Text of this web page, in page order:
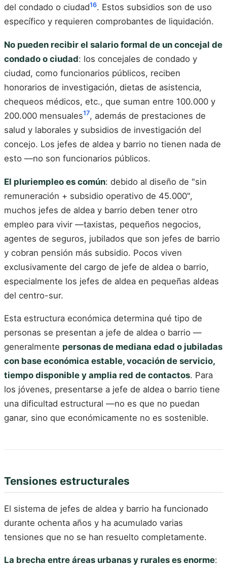
del condado o ciudad16. Estos subsidios son de uso
específico y requieren comprobantes de liquidación.
No pueden recibir el salario formal de un concejal de
condado o ciudad: los concejales de condado y
ciudad, como funcionarios públicos, reciben
honorarios de investigación, dietas de asistencia,
chequeos médicos, etc., que suman entre 100.000 y
200.000 mensuales17, además de prestaciones de
salud y laborales y subsidios de investigación del
concejo. Los jefes de aldea y barrio no tienen nada de
esto —no son funcionarios públicos.
El pluriempleo es común: debido al diseño de "sin
remuneración + subsidio operativo de 45.000",
muchos jefes de aldea y barrio deben tener otro
empleo para vivir —taxistas, pequeños negocios,
agentes de seguros, jubilados que son jefes de barrio
y cobran pensión más subsidio. Pocos viven
exclusivamente del cargo de jefe de aldea o barrio,
especialmente los jefes de aldea en pequeñas aldeas
del centro-sur.
Esta estructura económica determina qué tipo de
personas se presentan a jefe de aldea o barrio —
generalmente personas de mediana edad o jubiladas
con base económica estable, vocación de servicio,
tiempo disponible y amplia red de contactos. Para
los jóvenes, presentarse a jefe de aldea o barrio tiene
una dificultad estructural —no es que no puedan
ganar, sino que económicamente no es sostenible.
Tensiones estructurales
El sistema de jefes de aldea y barrio ha funcionado
durante ochenta años y ha acumulado varias
tensiones que no se han resuelto completamente.
La brecha entre áreas urbanas y rurales es enorme: